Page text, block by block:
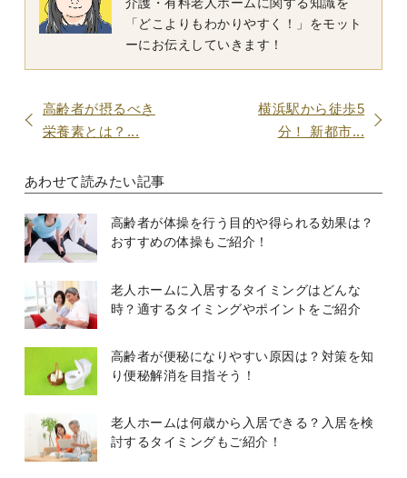
「どこよりもわかりやすく！」をモット
ーにお伝えしていきます！
高齢者が摂るべき
栄養素とは？...
横浜駅から徒歩5
分！ 新都市...
あわせて読みたい記事
高齢者が体操を行う目的や得られる効果は？
おすすめの体操もご紹介！
老人ホームに入居するタイミングはどんな
時？適するタイミングやポイントをご紹介
高齢者が便秘になりやすい原因は？対策を知
り便秘解消を目指そう！
老人ホームは何歳から入居できる？入居を検
討するタイミングもご紹介！